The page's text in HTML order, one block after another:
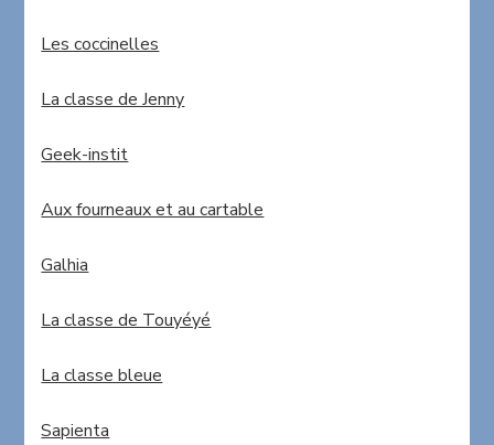
Les coccinelles
La classe de Jenny
Geek-instit
Aux fourneaux et au cartable
Galhia
La classe de Touyéyé
La classe bleue
Sapienta